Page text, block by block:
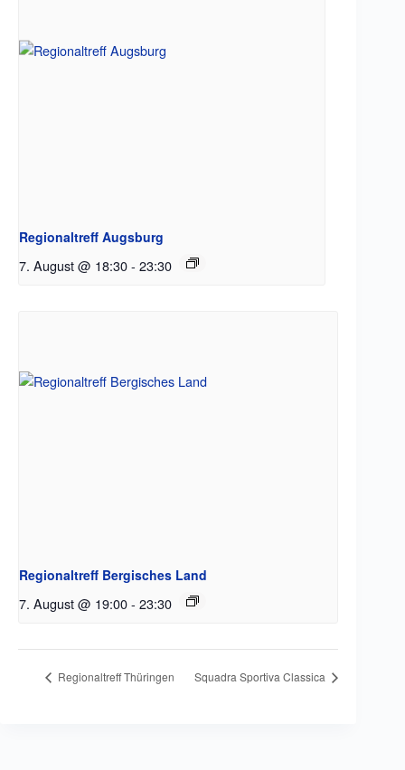
Regionaltreff Augsburg
7. August @ 18:30- 23:30
Regionaltreff Bergisches Land
7. August @ 19:00- 23:30
Regionaltreff Thüringen Squadra Sportiva Classica